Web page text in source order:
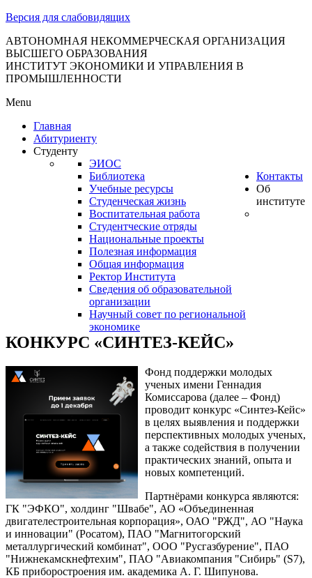
Версия для слабовидящих
АВТОНОМНАЯ НЕКОММЕРЧЕСКАЯ ОРГАНИЗАЦИЯ
ВЫСШЕГО ОБРАЗОВАНИЯ
ИНСТИТУТ ЭКОНОМИКИ И УПРАВЛЕНИЯ В
ПРОМЫШЛЕННОСТИ
Menu
Главная
Абитуриенту
Студенту
ЭИОС
Библиотека
Учебные ресурсы
Студенческая жизнь
Воспитательная работа
Студентческие отряды
Национальные проекты
Полезная информация
Контакты
Об
институте
Общая информация
Ректор Института
Сведения об образовательной
организации
Научный совет по региональной
экономике
КОНКУРС «СИНТЕЗ-КЕЙС»
Фонд поддержки молодых
ученых имени Геннадия
Комиссарова (далее – Фонд)
проводит конкурс «Синтез-Кейс»
в целях выявления и поддержки
перспективных молодых ученых,
а также содействия в получении
практических знаний, опыта и
новых компетенций.
Партнёрами конкурса являются:
ГК "ЭФКО", холдинг "Швабе", АО «Объединенная
двигателестроительная корпорация», ОАО "РЖД", АО "Наука
и инновации" (Росатом), ПАО "Магнитогорский
металлургический комбинат", ООО "Русгазбурение", ПАО
"Нижнекамскнефтехим", ПАО "Авиакомпания "Сибирь" (S7),
КБ приборостроения им. академика А. Г. Шипунова.